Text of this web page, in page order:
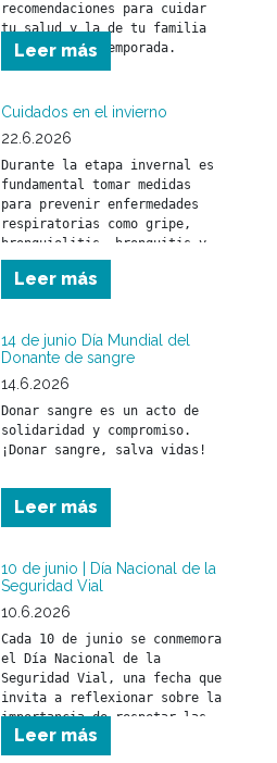
recomendaciones para cuidar
tu salud y la de tu familia
Leer más
Cuidados en el invierno
22.6.2026
Durante la etapa invernal es
fundamental tomar medidas
para prevenir enfermedades
respiratorias como gripe,
bronquiolitis, bronquitis y
neumonía. Estas pueden
afectar a toda la población
pero, fundamentalmente, a los
Leer más
14 de junio Día Mundial del
Donante de sangre
14.6.2026
Donar sangre es un acto de
solidaridad y compromiso.
¡Donar sangre, salva vidas!
Leer más
10 de junio | Día Nacional de la
Seguridad Vial
10.6.2026
Cada 10 de junio se conmemora
el Día Nacional de la
Seguridad Vial, una fecha que
invita a reflexionar sobre la
importancia de respetar las
normas de tránsito para
prevenir siniestros viales y
Leer más